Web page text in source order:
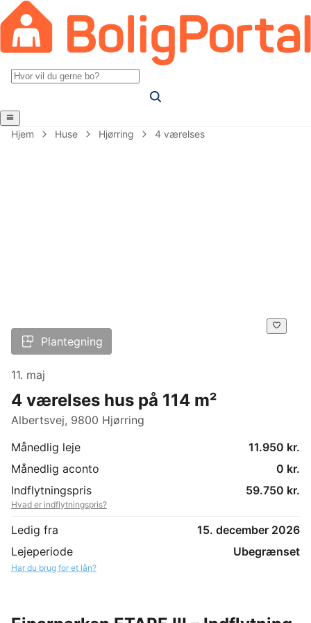
Hjem Huse Hjørring 4 værelses
Plantegning
11. maj
4 værelses hus på 114 m²
Albertsvej, 9800 Hjørring
Månedlig leje
11.950 kr.
Månedlig aconto
0 kr.
Indflytningspris
59.750 kr.
Hvad er indflytningspris?
Ledig fra
15. december 2026
Lejeperiode
Ubegrænset
Har du brug for et lån?